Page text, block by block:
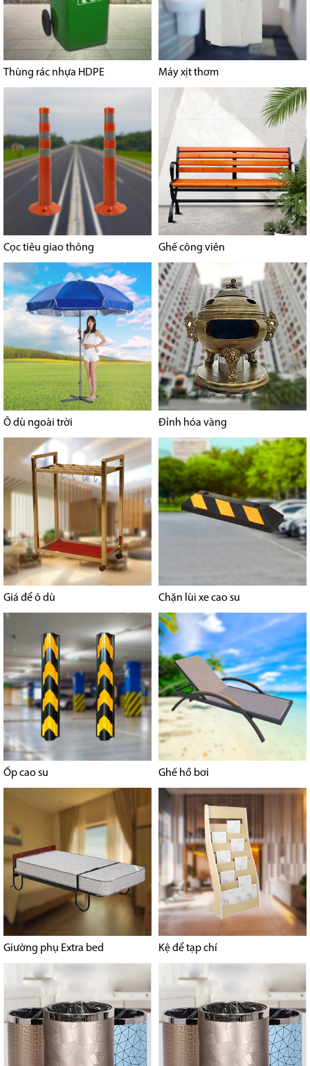
Thùng rác nhựa HDPE Máy xịt thơm
Cọc tiêu giao thông Ghế công viên
Ô dù ngoài trời Đỉnh hóa vàng
Giá để ô dù Chặn lùi xe cao su
Ốp cao su Ghế hồ bơi
Giường phụ Extra bed Kệ để tạp chí